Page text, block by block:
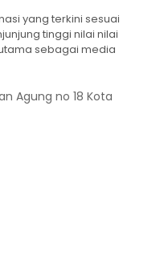
yang terkini sesuai
tinggi nilai nilai
sebagai media
Agung no 18 Kota